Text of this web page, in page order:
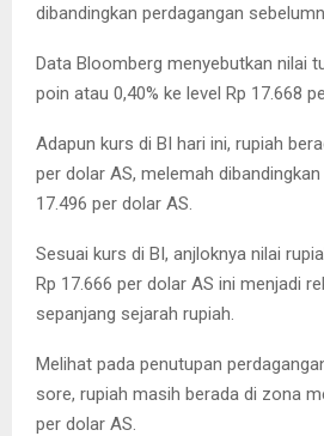
dibandingkan perdagangan
Data Bloomberg menyebutkan nilai
poin atau 0,40% ke level Rp 17.668
Adapun kurs di BI hari ini, rupiah
per dolar AS, melemah
17.496 per dolar AS.
Sesuai kurs di BI, anjloknya nilai
Rp 17.666 per dolar AS ini menjadi
sepanjang sejarah rupiah.
Melihat pada penutupan
sore, rupiah masih berada di zona
per dolar AS.